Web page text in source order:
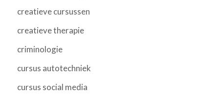
creatieve cursussen
creatieve therapie
criminologie
cursus autotechniek
cursus social media